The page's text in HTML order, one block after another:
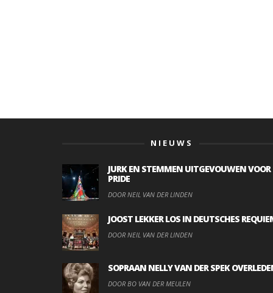
NIEUWS
JURK EN STEMMEN UITGEVOUWEN VOOR
PRIDE
DOOR NEIL VAN DER LINDEN
JOOST LEKKER LOS IN DEUTSCHES
DOOR NEIL VAN DER LINDEN
SOPRAAN NELLY VAN DER SPEK
DOOR BO VAN DER MEULEN